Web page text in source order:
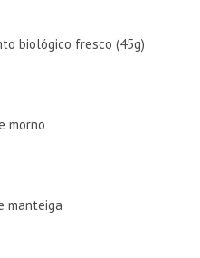
biológico fresco (45g)
morno
manteiga